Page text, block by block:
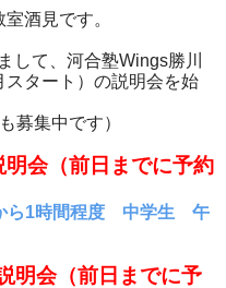
酒見です。
して、河合塾Wings勝川
タート）の説明会を始
募集中です）
会（前日までに予約
ら1時間程度 中学生 午
会（前日までに予